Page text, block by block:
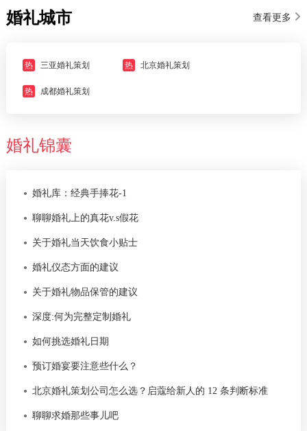
婚礼城市 查看更多
热 三亚婚礼策划 热 北京婚礼策划
热 成都婚礼策划
婚礼锦囊
婚礼库：经典手捧花-1
聊聊婚礼上的真花v.s假花
关于婚礼当天饮食小贴士
婚礼仪态方面的建议
关于婚礼物品保管的建议
深度:何为完整定制婚礼
如何挑选婚礼日期
预订婚宴要注意些什么？
北京婚礼策划公司怎么选？启蔻给新人的 12 条判断标准
聊聊求婚那些事儿吧